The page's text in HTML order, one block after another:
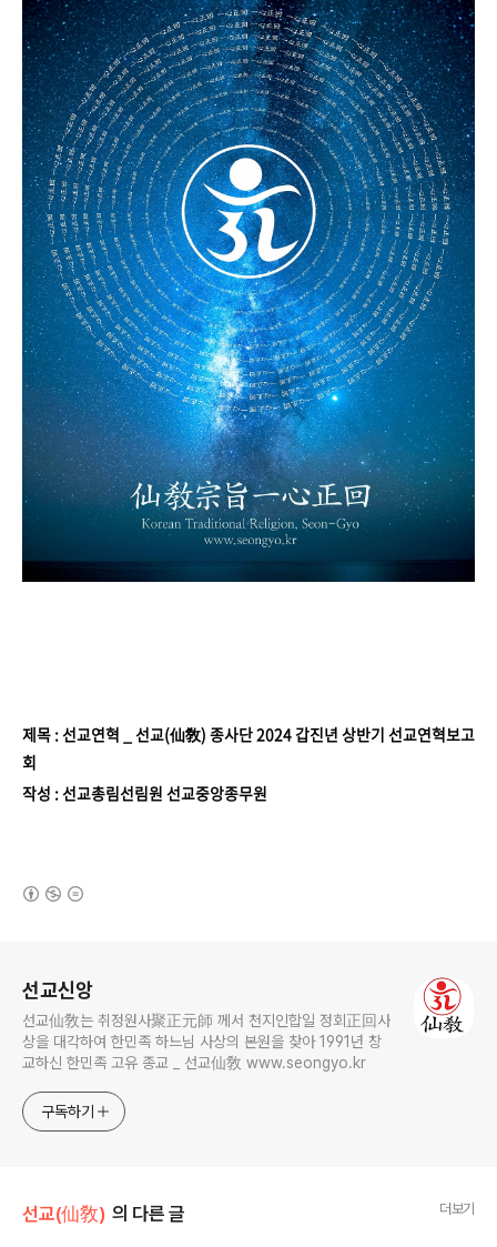
제목 : 선교연혁 _ 선교(仙敎) 종사단 2024 갑진년 상반기 선교연혁보고
회
작성 : 선교총림선림원 선교중앙종무원
선교신앙
선교仙敎는 취정원사聚正元師 께서 천지인합일 정회正回사
상을 대각하여 한민족 하느님 사상의 본원을 찾아 1991년 창
교하신 한민족 고유 종교 _ 선교仙敎 www.seongyo.kr
구독하기
선교(仙敎) 의 다른 글 더보기